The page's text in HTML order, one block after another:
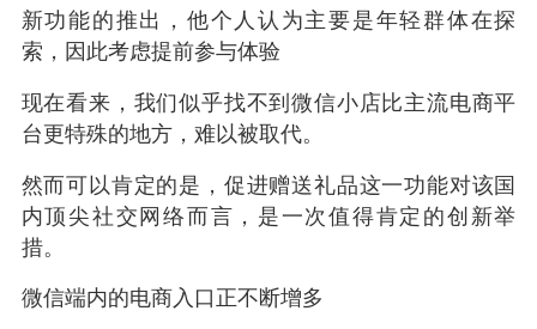
新功能的推出，他个人认为主要是年轻群体在探
索，因此考虑提前参与体验
现在看来，我们似乎找不到微信小店比主流电商平
台更特殊的地方，难以被取代。
然而可以肯定的是，促进赠送礼品这一功能对该国
内顶尖社交网络而言，是一次值得肯定的创新举
措。
微信端内的电商入口正不断增多